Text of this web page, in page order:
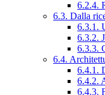
6.2.4.
6.3. Dalla
6.3.1.
6.3.2.
6.3.3.
6.4.
6.4.1.
6.4.2.
6.4.3.